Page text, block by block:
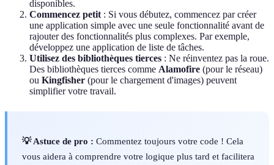
disponibles.
Commencez petit : Si vous débutez, commencez par créer
une application simple avec une seule fonctionnalité avant de
rajouter des fonctionnalités plus complexes. Par exemple,
développez une application de liste de tâches.
Utilisez des bibliothèques tierces : Ne réinventez pas la roue.
Des bibliothèques tierces comme Alamofire (pour le réseau)
ou Kingfisher (pour le chargement d'images) peuvent
simplifier votre travail.
💡 Astuce de pro : Commentez toujours votre code ! Cela
vous aidera à comprendre votre logique plus tard et facilitera